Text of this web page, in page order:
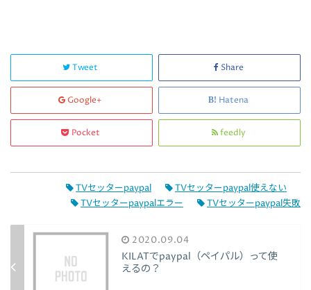
Tweet Share
Google+ Hatena
Pocket feedly
TVセッターpaypal
TVセッターpaypal使えない
TVセッターpaypalエラー
TVセッターpaypal失敗
2020.09.04
KILATでpaypal（ペイパル）って使
えるの？